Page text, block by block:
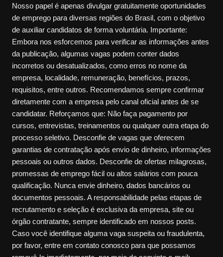
Nosso papel é apenas divulgar gratuitamente oportunidades
de emprego para diversas regiões do Brasil, com o objetivo
de auxiliar candidatos de forma voluntária. Importante:
Embora nos esforcemos para verificar as informações antes
da publicação, algumas vagas podem conter dados
incorretos ou desatualizados, como erros no nome da
empresa, localidade, remuneração, benefícios, prazos,
requisitos, entre outros. Recomendamos sempre confirmar
diretamente com a empresa pelo canal oficial antes de se
candidatar. Reforçamos que: Não faça pagamento por
cursos, entrevistas, treinamentos ou qualquer outra etapa do
processo seletivo. Desconfie de vagas que oferecem
garantias de contratação após envio de dinheiro, informações
pessoais ou outros dados. Desconfie de ofertas milagrosas,
promessas de emprego fácil ou altos salários com pouca
qualificação. Nunca envie dinheiro, dados bancários ou
documentos pessoais. A responsabilidade pelas etapas de
recrutamento e seleção é exclusiva da empresa, site ou
órgão contratante, sempre identificado em nossos posts.
Caso você identifique alguma vaga suspeita ou fraudulenta,
por favor, entre em contato conosco para que possamos